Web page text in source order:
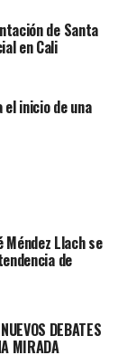
de Santa
en Cali
el inicio de una
Méndez Llach se
de
DEBATES
MIRADA